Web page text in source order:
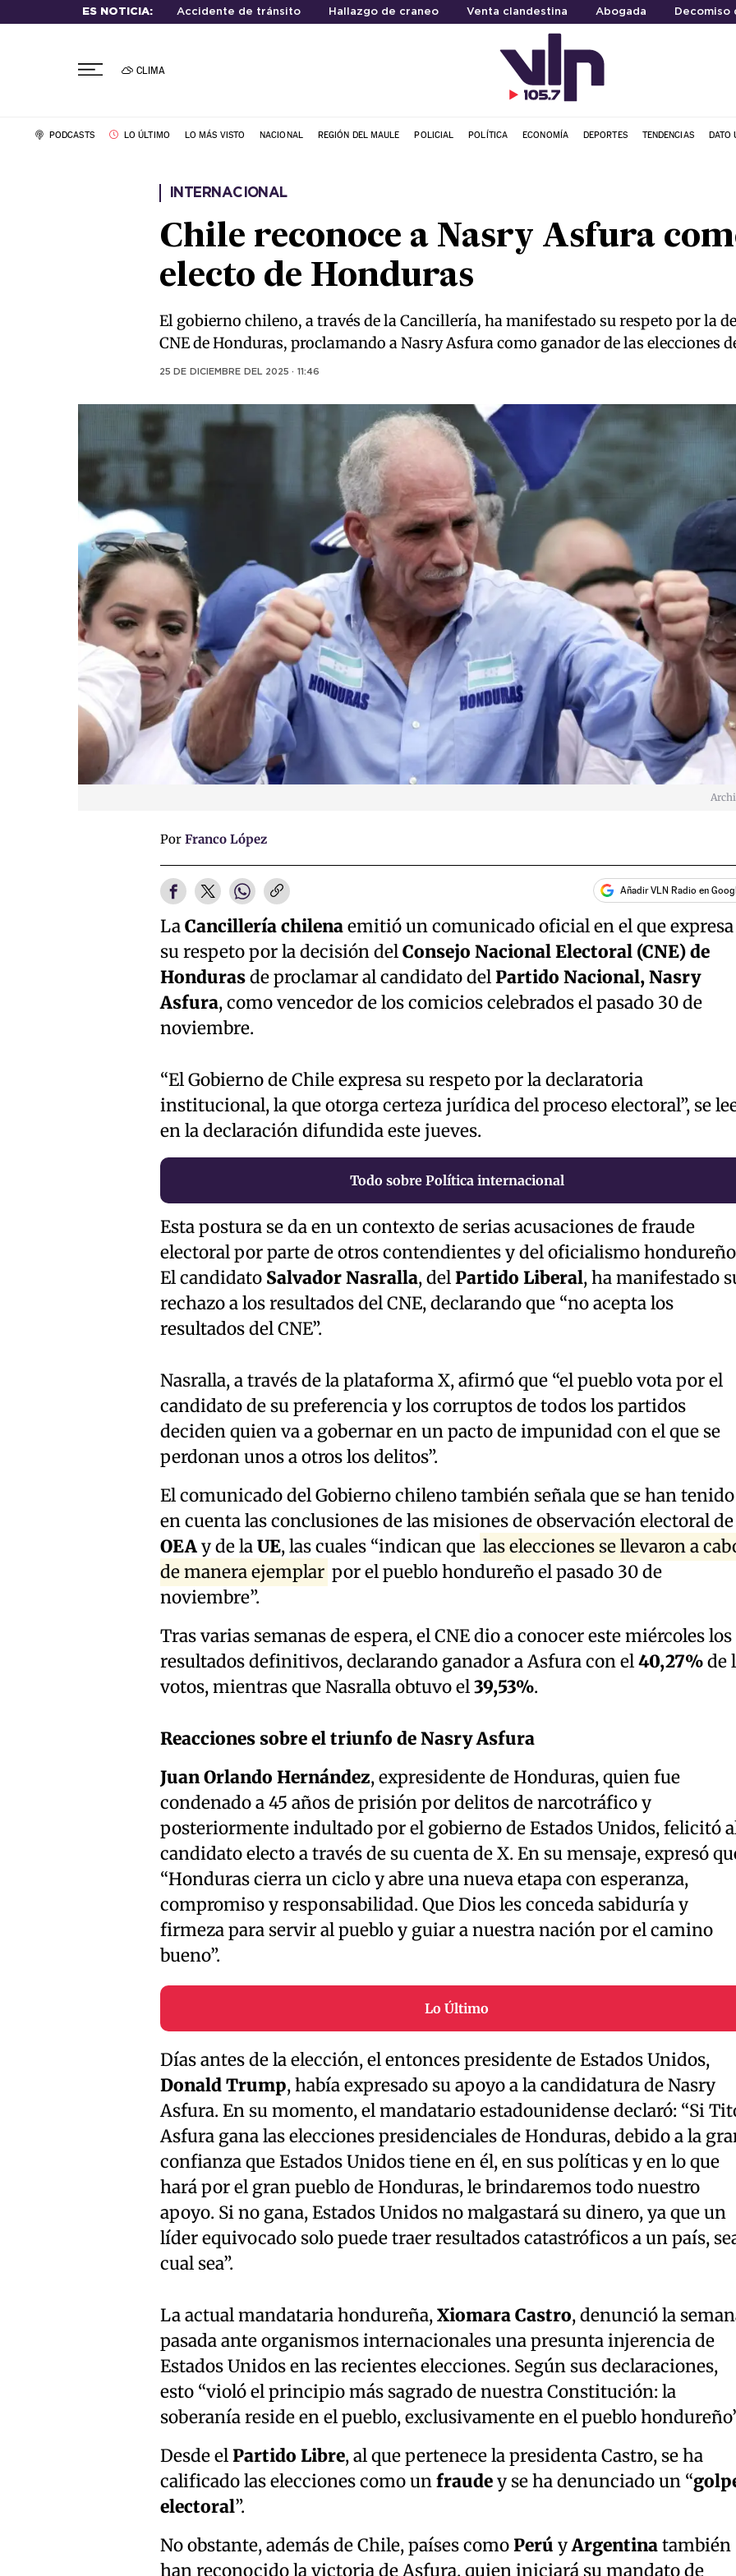
ES NOTICIA: Accidente de tránsito Hallazgo de craneo Venta clandestina Abogada Decomiso
CLIMA
PODCASTS LO ÚLTIMO LO MÁS VISTO NACIONAL REGIÓN DEL MAULE POLICIAL POLÍTICA ECONOMÍA DEPORTES TENDENCIAS DATO
INTERNACIONAL
Chile reconoce a Nasry Asfura
electo de Honduras
El gobierno chileno, a través de la Cancillería, ha manifestado su respeto por la
CNE de Honduras, proclamando a Nasry Asfura como ganador de las elecciones
25 DE DICIEMBRE DEL 2025 · 11:46
Por Franco López
Añadir VLN Radio en
LaCancillería chilenaemitió un comunicado oficial en el que expresa
su respeto por la decisión delConsejo Nacional Electoral (CNE) de
Hondurasde proclamar al candidato delPartido Nacional, Nasry
Asfura, como vencedor de los comicios celebrados el pasado 30 de
noviembre.
“El Gobierno de Chile expresa su respeto por la declaratoria
institucional, la que otorga certeza jurídica del proceso electoral”, se
en la declaración difundida este jueves.
Todo sobre Política internacional
Esta postura se da en un contexto de serias acusaciones de fraude
electoral por parte de otros contendientes y del oficialismo
El candidato Salvador Nasralla, delPartido Liberal, ha manifestado
rechazo a los resultados del CNE, declarando que “no acepta los
resultados del CNE”.
Nasralla, a través de la plataforma X, afirmó que “el pueblo vota por el
candidato de su preferencia y los corruptos de todos los partidos
deciden quien va a gobernar en un pacto de impunidad con el que se
perdonan unos a otros los delitos”.
El comunicado del Gobierno chileno también señala que se han tenido
en cuenta las conclusiones de las misiones de observación electoral
OEAy de laUE, las cuales “indican que las elecciones se llevaron a
de manera ejemplar por el pueblo hondureño el pasado 30 de
noviembre”.
Tras varias semanas de espera, el CNE dio a conocer este miércoles los
resultados definitivos, declarando ganador a Asfura con el40,27%de
votos, mientras que Nasralla obtuvo el39,53%.
Reacciones sobre el triunfo de Nasry Asfura
Juan Orlando Hernández, expresidente de Honduras, quien fue
condenado a 45 años de prisión por delitos de narcotráfico y
posteriormente indultado por el gobierno de Estados Unidos, felicitó
candidato electo a través de su cuenta de X. En su mensaje, expresó
“Honduras cierra un ciclo y abre una nueva etapa con esperanza,
compromiso y responsabilidad. Que Dios les conceda sabiduría y
firmeza para servir al pueblo y guiar a nuestra nación por el camino
bueno”.
Lo Último
Días antes de la elección, el entonces presidente de Estados Unidos,
Donald Trump, había expresado su apoyo a la candidatura de Nasry
Asfura. En su momento, el mandatario estadounidense declaró: “Si
Asfura gana las elecciones presidenciales de Honduras, debido a la
confianza que Estados Unidos tiene en él, en sus políticas y en lo que
hará por el gran pueblo de Honduras, le brindaremos todo nuestro
apoyo. Si no gana, Estados Unidos no malgastará su dinero, ya que un
líder equivocado solo puede traer resultados catastróficos a un país,
cual sea”.
La actual mandataria hondureña,Xiomara Castro, denunció la
pasada ante organismos internacionales una presunta injerencia de
Estados Unidos en las recientes elecciones. Según sus declaraciones,
esto “violó el principio más sagrado de nuestra Constitución: la
soberanía reside en el pueblo, exclusivamente en el pueblo
Desde elPartido Libre, al que pertenece la presidenta Castro, se ha
calificado las elecciones como unfraudey se ha denunciado un “
electoral”.
No obstante, además de Chile, países comoPerú yArgentinatambién
han reconocido la victoria de Asfura, quien iniciará su mandato de